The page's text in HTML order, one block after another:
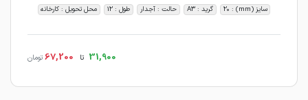
سایز (mm) : 20 گرید : A3 حالت : آجدار طول : 12 محل تحویل : کارخانه
31,900 تا 67,200 تومان